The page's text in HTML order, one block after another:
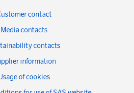
contact
Media contacts
contacts
information
of cookies